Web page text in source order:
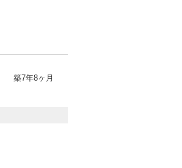
築7年8ヶ月